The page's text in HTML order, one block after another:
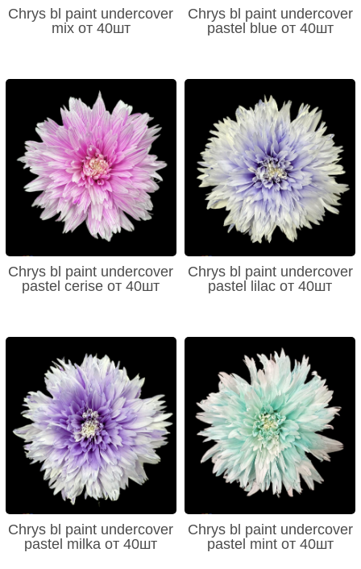
Chrys bl paint undercover
mix от 40шт
Chrys bl paint undercover
pastel blue от 40шт
Chrys bl paint undercover
pastel cerise от 40шт
Chrys bl paint undercover
pastel lilac от 40шт
Chrys bl paint undercover
pastel milka от 40шт
Chrys bl paint undercover
pastel mint от 40шт